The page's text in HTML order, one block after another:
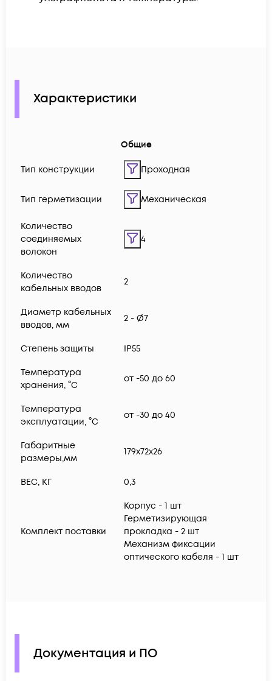
Характеристики
Общие
Тип конструкции Проходная
Тип герметизации Механическая
Количество
соединяемых
волокон
4
Количество
кабельных вводов
2
Диаметр кабельных
вводов, мм
2 - Ø7
Степень защиты IP55
Температура
хранения, °C
от -50 до 60
Температура
эксплуатации, °C
от -30 до 40
Габаритные
размеры,мм
179х72х26
ВЕС, КГ 0,3
Комплект поставки
Корпус - 1 шт
Герметизирующая
прокладка - 2 шт
Механизм фиксации
оптического кабеля - 1 шт
Документация и ПО